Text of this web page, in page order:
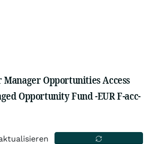
Opportunities Access
Opportunity Fund -EUR F-acc-